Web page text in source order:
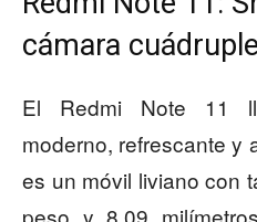
cámara
El Redmi Note 11
moderno, refrescante y
es un móvil liviano con